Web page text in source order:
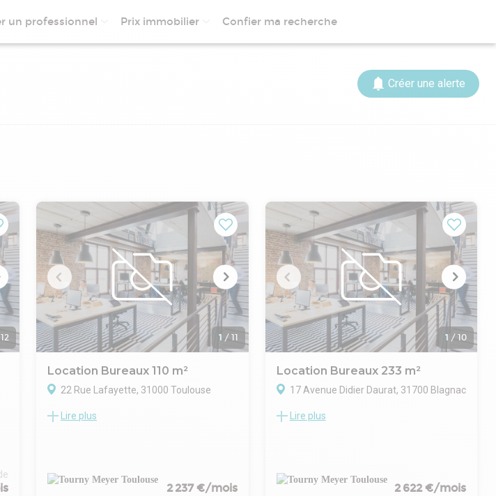
un professionnel Prix immobilier Confier ma recherche
Créer une alerte
12 1 / 11
Location Bureaux 110 m²
22 Rue Lafayette, 31000 Toulouse
TOURNY MEYER vous propose une surface
Surface située au 1er étage d'un
immeuble mixte et aménagée avec un hall
Lire plus
2 237 €/mois
1 /10
Location Bureaux 233 m²
17 Avenue Didier Daurat, 31700 Blagnac
ZONE AÉROPORTUAIRE TOULOUSE
RDC de 233 m². Six places de parking
extérieurs et deux places intérieures
Lire plus
2 622 €/mois